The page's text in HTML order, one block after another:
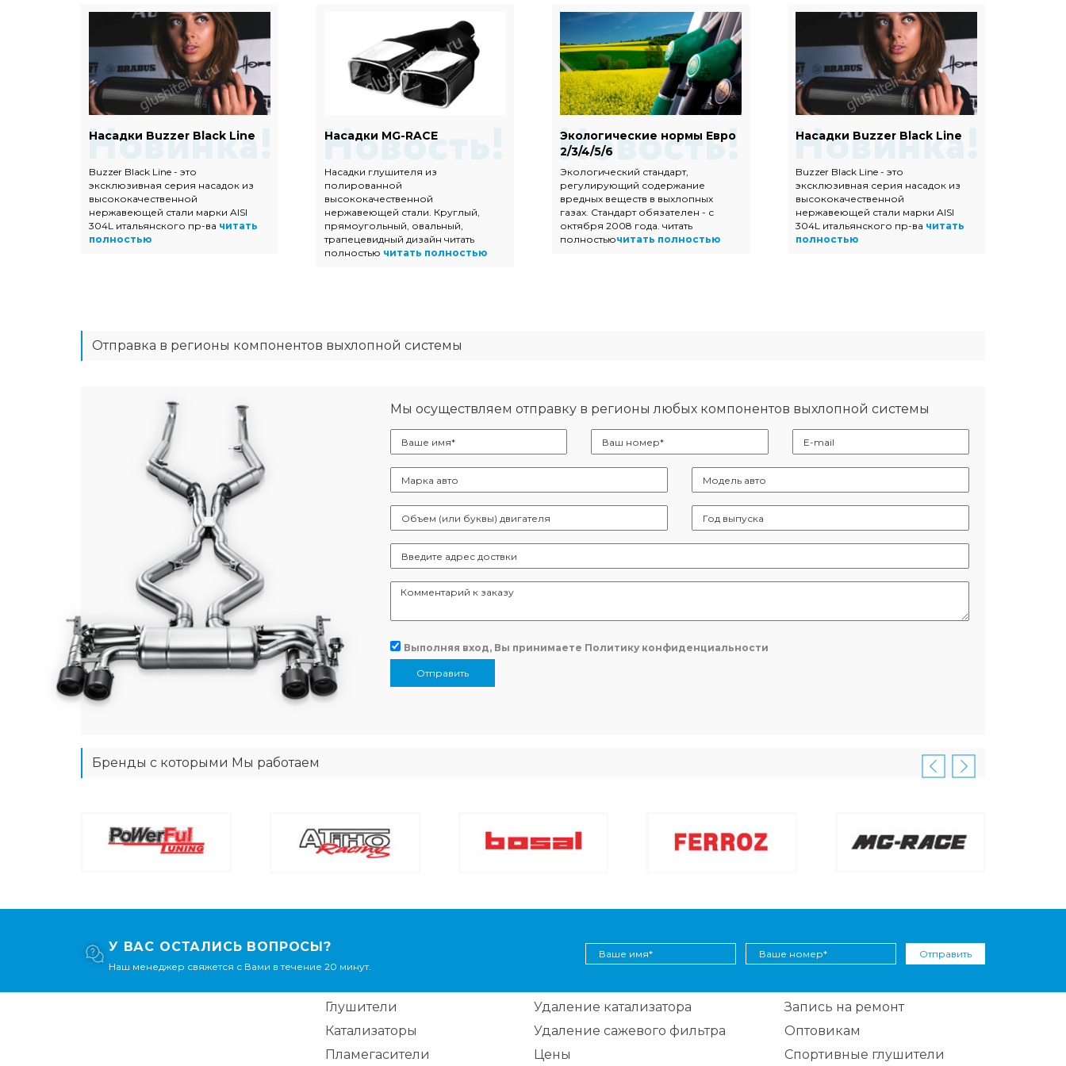
Насадки Buzzer Black Line
Buzzer Black Line - это
эксклюзивная серия насадок из
высококачественной
нержавеющей стали марки AISI
304L итальянского пр-ва читать
полностью
Насадки MG-RACE
Насадки глушителя из
полированной
высококачественной
нержавеющей стали. Круглый,
прямоугольный, овальный,
трапецевидный дизайн читать
полностью читать полностью
Экологические нормы Евро
2/3/4/5/6
Экологический стандарт,
регулирующий содержание
вредных веществ в выхлопных
газах. Стандарт обязателен - с
октября 2008 года. читать
полностьючитать полностью
Насадки Buzzer Black Line
Buzzer Black Line - это
эксклюзивная серия насадок из
высококачественной
нержавеющей стали марки AISI
304L итальянского пр-ва читать
полностью
Отправка в регионы компонентов выхлопной системы
Мы осуществляем отправку в регионы любых компонентов выхлопной системы
Выполняя вход, Вы принимаете Политику конфиденциальности
Отправить
Бренды с которыми Мы работаем
У ВАС ОСТАЛИСЬ ВОПРОСЫ?
Наш менеджер свяжется с Вами в течение 20 минут.
Отправить
Глушители
Катализаторы
Пламегасители
Удаление катализатора
Удаление сажевого фильтра
Цены
Запись на ремонт
Оптовикам
Спортивные глушители